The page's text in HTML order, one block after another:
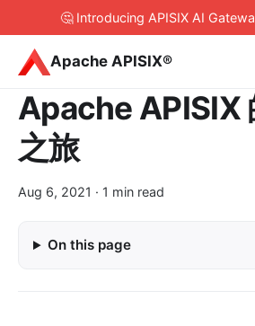
🤔 Introducing APISIX AI
Apache APISIX®
Apache APISIX
之旅
Aug 6, 2021 · 1 min read
On this page